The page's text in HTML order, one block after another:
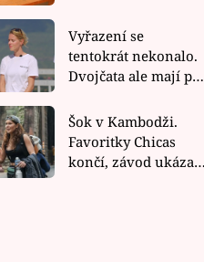
rychlé recepty
Vyřazení se
tentokrát nekonalo.
Dvojčata ale mají po
závodu nůž na krku
Šok v Kambodži.
Favoritky Chicas
končí, závod ukázal